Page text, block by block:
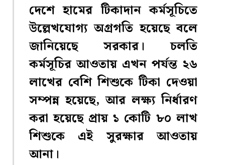
দেশে হামের টিকাদান কর্মসূচিতে
উল্লেখযোগ্য অগ্রগতি হয়েছে বলে
জানিয়েছে সরকার। চলতি
কর্মসূচির আওতায় এখন পর্যন্ত ২৬
লাখের বেশি শিশুকে টিকা দেওয়া
সম্পন্ন হয়েছে, আর লক্ষ্য নির্ধারণ
করা হয়েছে প্রায় ১ কোটি ৮০ লাখ
শিশুকে এই সুরক্ষার আওতায়
আনা।